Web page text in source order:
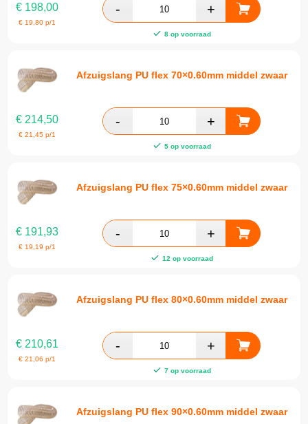
€ 198,00
€ 19,80 p/1
8 op voorraad
Afzuigslang PU flex 70×0.60mm middel zwaar
€ 214,50
€21,45 p/1
5 op voorraad
Afzuigslang PU flex 75×0.60mm middel zwaar
€ 191,93
€ 19,19 p/1
12 op voorraad
Afzuigslang PU flex 80×0.60mm middel zwaar
€ 210,61
€21,06 p/1
7 op voorraad
Afzuigslang PU flex 90×0.60mm middel zwaar